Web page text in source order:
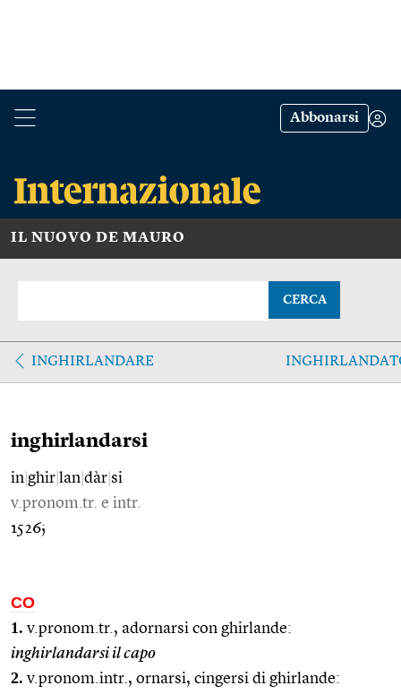
Abbonarsi
IL NUOVO DE MAURO
CERCA
INGHIRLANDARE
inghirlandarsi
in ghir lan dàr si
v.pronom.tr. e intr.
1526;
CO
1. v.pronom.tr., adornarsi con ghirlande:
inghirlandarsi il capo
2. v.pronom.intr., ornarsi, cingersi di ghirlande: